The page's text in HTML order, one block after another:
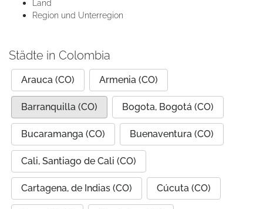
Land
Region und Unterregion
Städte in Colombia
Arauca (CO) Armenia (CO)
Barranquilla (CO) Bogota, Bogotá (CO)
Bucaramanga (CO) Buenaventura (CO)
Cali, Santiago de Cali (CO)
Cartagena, de Indias (CO) Cúcuta (CO)